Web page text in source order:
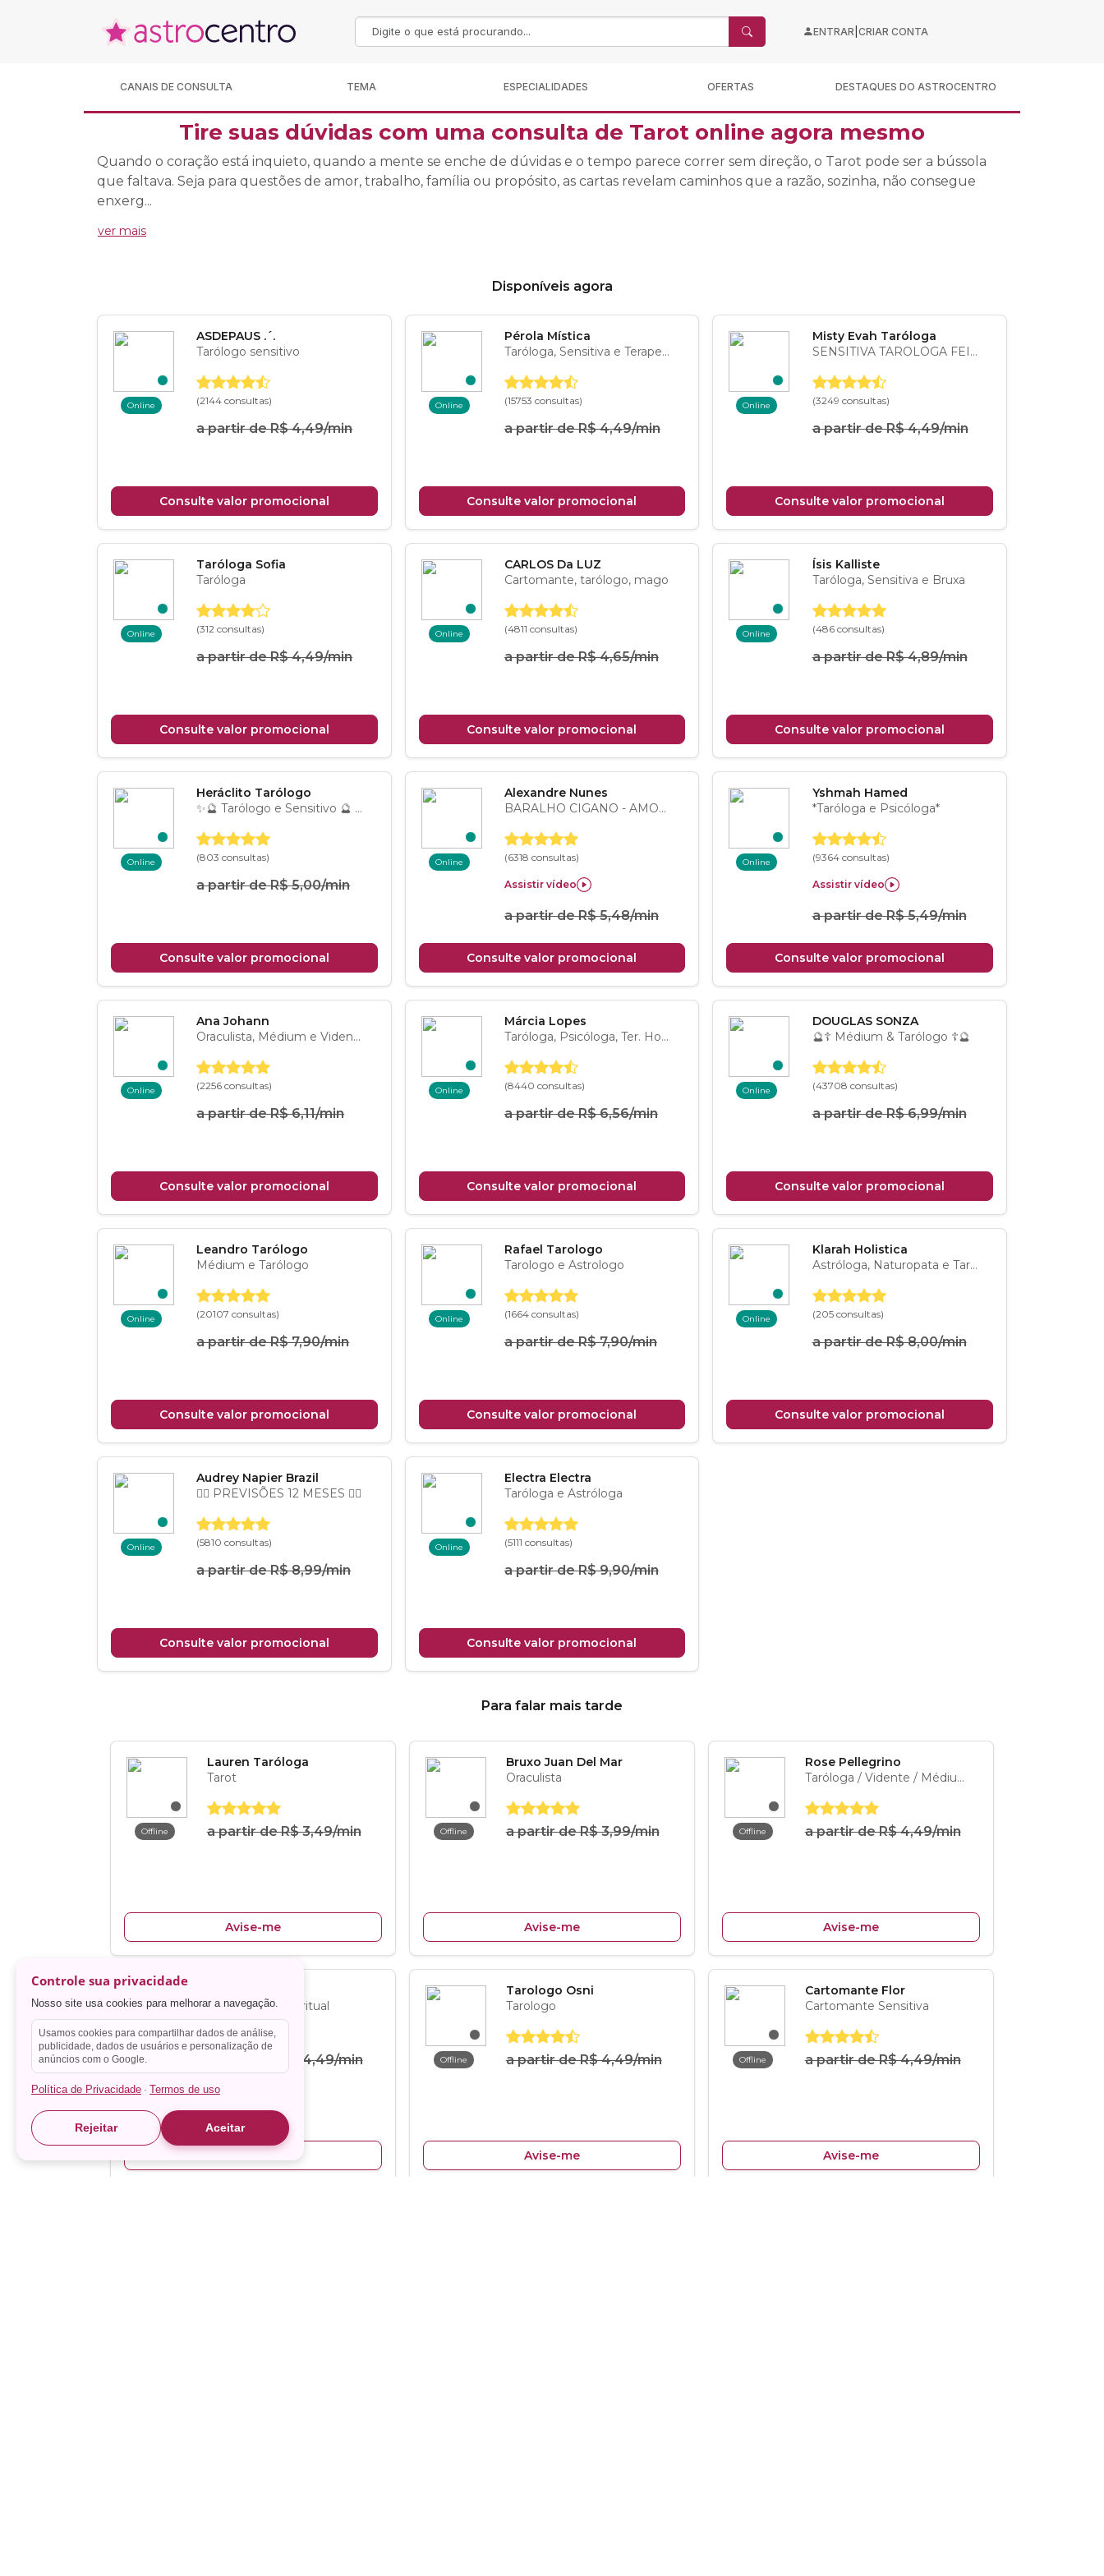
ENTRAR CRIAR CONTA
CANAIS DE CONSULTA TEMA ESPECIALIDADES OFERTAS DESTAQUES DO ASTROCENTRO
Controle sua privacidade
Nosso site usa cookies para melhorar a navegação.
Usamos cookies para compartilhar dados de análise,
publicidade, dados de usuários e personalização de
anúncios com o Google.
Política de Privacidade · Termos de uso
Rejeitar Aceitar